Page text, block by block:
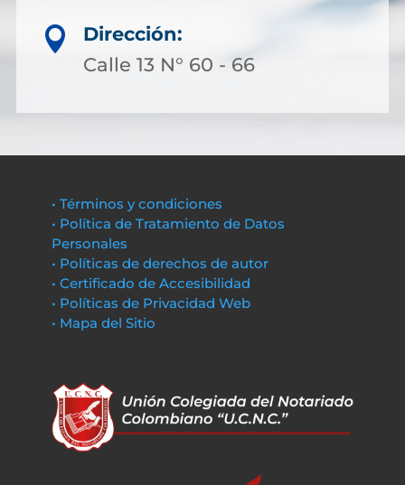

Dirección:
Calle 13 N° 60 - 66
• Términos y condiciones
• Política de Tratamiento de Datos
Personales
• Políticas de derechos de autor
• Certificado de Accesibilidad
• Políticas de Privacidad Web
• Mapa del Sitio